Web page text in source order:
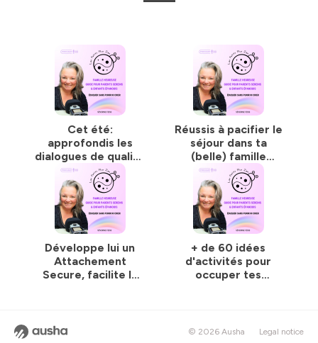
Cet été:
approfondis les
dialogues de qualité
avec ton enfant
[Replay#77]
Réussis à pacifier le
séjour dans ta
(belle) famille
[Replay #119]
Développe lui un
Attachement
Secure, facilite la
+ de 60 idées
d'activités pour
occuper tes
© 2026 Ausha Legal notice